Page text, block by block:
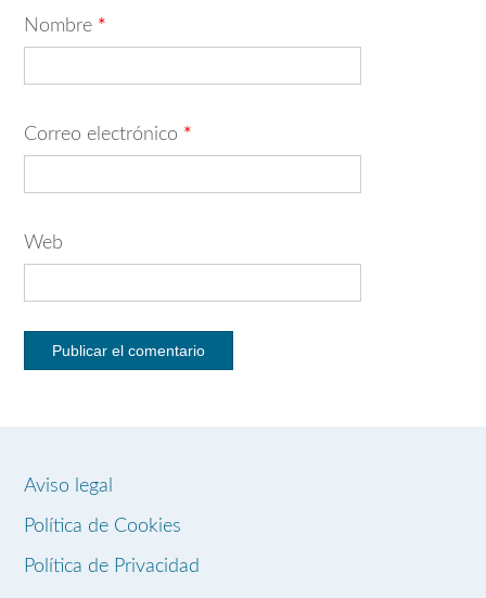
Nombre *
Correo electrónico *
Web
Aviso legal
Política de Cookies
Política de Privacidad